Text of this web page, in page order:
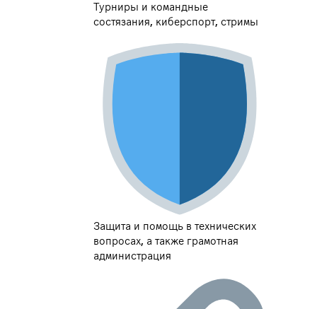
Турниры и командные
состязания, киберспорт, стримы
Защита и помощь в технических
вопросах, а также грамотная
администрация